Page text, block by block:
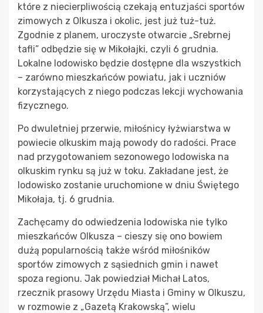
które z niecierpliwością czekają entuzjaści sportów
zimowych z Olkusza i okolic, jest już tuż-tuż.
Zgodnie z planem, uroczyste otwarcie „Srebrnej
tafli” odbędzie się w Mikołajki, czyli 6 grudnia.
Lokalne lodowisko będzie dostępne dla wszystkich
– zarówno mieszkańców powiatu, jak i uczniów
korzystających z niego podczas lekcji wychowania
fizycznego.
Po dwuletniej przerwie, miłośnicy łyżwiarstwa w
powiecie olkuskim mają powody do radości. Prace
nad przygotowaniem sezonowego lodowiska na
olkuskim rynku są już w toku. Zakładane jest, że
lodowisko zostanie uruchomione w dniu Świętego
Mikołaja, tj. 6 grudnia.
Zachęcamy do odwiedzenia lodowiska nie tylko
mieszkańców Olkusza – cieszy się ono bowiem
dużą popularnością także wśród miłośników
sportów zimowych z sąsiednich gmin i nawet
spoza regionu. Jak powiedział Michał Latos,
rzecznik prasowy Urzędu Miasta i Gminy w Olkuszu,
w rozmowie z „Gazetą Krakowską”, wielu